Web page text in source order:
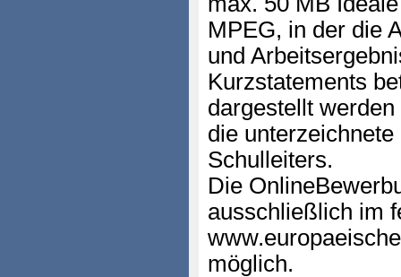
MPEG, in der die
und
Kurzstatements
dargestellt werden
die
Schulleiters.
Die
ausschließlich im
möglich.